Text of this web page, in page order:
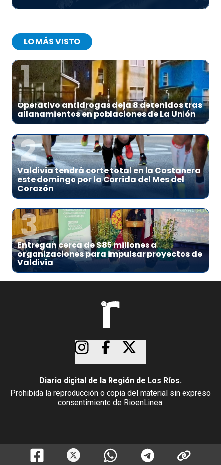
LO MÁS VISTO
1
Operativo antidrogas deja 8 detenidos tras
allanamientos en poblaciones de La Unión
2
Valdivia tendrá corte total en la Costanera
este domingo por la Corrida del Mes del
Corazón
3
Entregan cerca de $85 millones a
organizaciones para impulsar proyectos de
Valdivia
Diario digital de la Región de Los Ríos.
Prohibida la reproducción o copia del material sin expreso
consentimiento de RioenLinea.